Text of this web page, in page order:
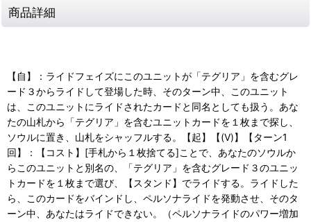
商品詳細
【自】：ライドフェイズにこのユニットが「テグリア」を含むグレ
ード３からライドして登場した時、そのターン中、このユニット
は、このユニットにライドされたカードと同名としても扱う。あな
たの山札から「テグリア」を含むユニットカードを１枚まで探し、
ソウルに置き、山札をシャッフルする。【起】【(V)】【ターン1
回】：【コスト】[手札から１枚捨てる]ことで、あなたのソウルか
らこのユニットと別名の、「テグリア」を含むグレード３のユニッ
トカードを１枚まで選び、【スタンド】でライドする。ライドした
ら、このカードをバインドし、ペルソナライドを発動させ、そのタ
ーン中、あなたはライドできない。（ペルソナライドのパワー増加